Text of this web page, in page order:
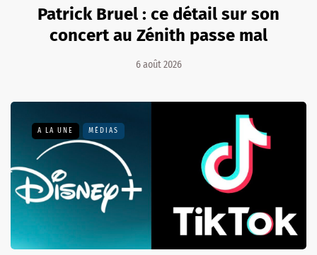
Patrick Bruel : ce détail sur son
concert au Zénith passe mal
6 août 2026
A LA UNE MÉDIAS